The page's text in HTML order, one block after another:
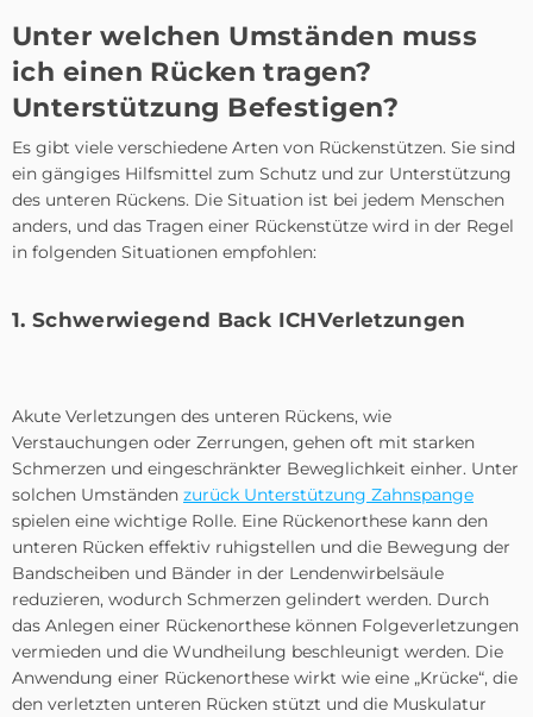
Unter welchen Umständen muss
ich einen Rücken tragen?
Unterstützung Befestigen?
Es gibt viele verschiedene Arten von Rückenstützen. Sie sind
ein gängiges Hilfsmittel zum Schutz und zur Unterstützung
des unteren Rückens. Die Situation ist bei jedem Menschen
anders, und das Tragen einer Rückenstütze wird in der Regel
in folgenden Situationen empfohlen:
1. Schwerwiegend Back ICHVerletzungen
Akute Verletzungen des unteren Rückens, wie
Verstauchungen oder Zerrungen, gehen oft mit starken
Schmerzen und eingeschränkter Beweglichkeit einher. Unter
solchen Umständen zurück Unterstützung Zahnspange
spielen eine wichtige Rolle. Eine Rückenorthese kann den
unteren Rücken effektiv ruhigstellen und die Bewegung der
Bandscheiben und Bänder in der Lendenwirbelsäule
reduzieren, wodurch Schmerzen gelindert werden. Durch
das Anlegen einer Rückenorthese können Folgeverletzungen
vermieden und die Wundheilung beschleunigt werden. Die
Anwendung einer Rückenorthese wirkt wie eine „Krücke“, die
den verletzten unteren Rücken stützt und die Muskulatur